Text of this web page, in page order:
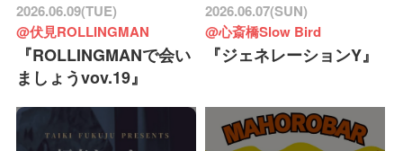
2026.06.09(TUE)
@伏見ROLLINGMAN
『ROLLINGMANで会い
ましょうvov.19』
2026.06.07(SUN)
@心斎橋Slow Bird
『ジェネレーションY』